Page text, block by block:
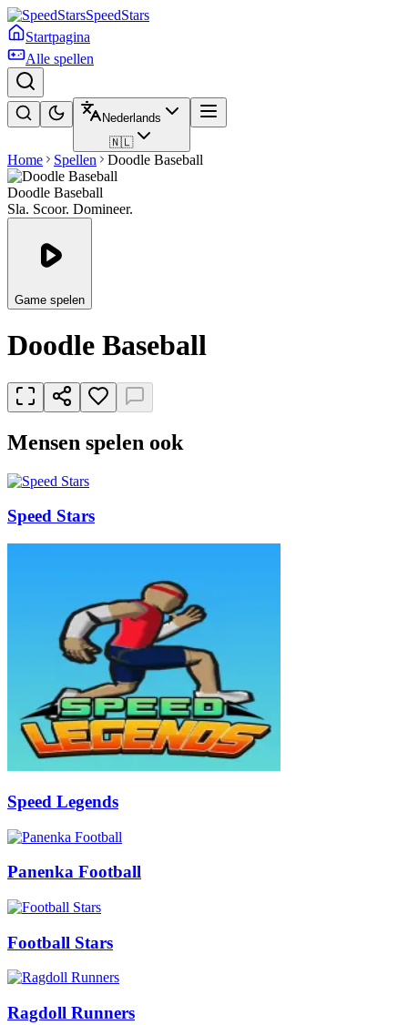
SpeedStars
Startpagina
Alle spellen
Nederlands
🇳🇱
Home Spellen Doodle Baseball
Doodle Baseball
Sla. Scoor. Domineer.
Game spelen
Doodle Baseball
Mensen spelen ook
Speed Stars
Speed Legends
Panenka Football
Football Stars
Ragdoll Runners